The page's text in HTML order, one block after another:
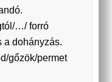
…/ forró
a dohányzás.
gőzök/permet